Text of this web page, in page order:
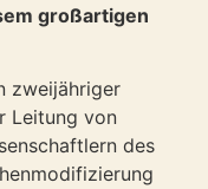
großartigen
zweijähriger
Leitung von
des